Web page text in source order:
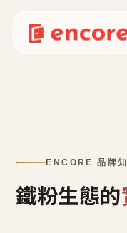
ENCORE 品牌
鐵粉生態的